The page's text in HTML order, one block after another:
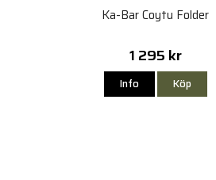
Ka-Bar Coytu Folder
1 295 kr
Info Köp